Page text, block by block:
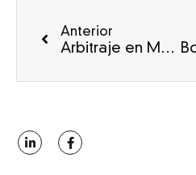
Anterior
Arbitraje en M&A en tiempos de Covid-19